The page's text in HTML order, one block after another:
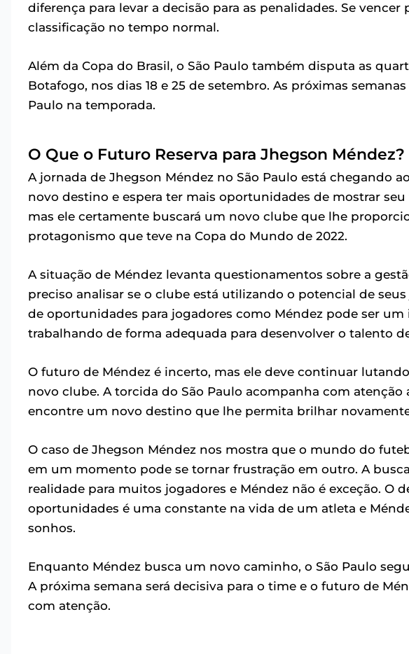
diferença para levar a decisão para as penalidades. Se
classificação no tempo normal.
Além da Copa do Brasil, o São Paulo também disputa as
Botafogo, nos dias 18 e 25 de setembro. As próximas
Paulo na temporada.
O Que o Futuro Reserva para Jhegson Méndez?
A jornada de Jhegson Méndez no São Paulo está chegando
novo destino e espera ter mais oportunidades de mostrar
mas ele certamente buscará um novo clube que lhe
protagonismo que teve na Copa do Mundo de 2022.
A situação de Méndez levanta questionamentos sobre a
preciso analisar se o clube está utilizando o potencial de
de oportunidades para jogadores como Méndez pode ser
trabalhando de forma adequada para desenvolver o talento
O futuro de Méndez é incerto, mas ele deve continuar
novo clube. A torcida do São Paulo acompanha com atenção
encontre um novo destino que lhe permita brilhar
O caso de Jhegson Méndez nos mostra que o mundo do
em um momento pode se tornar frustração em outro. A
realidade para muitos jogadores e Méndez não é exceção. O
oportunidades é uma constante na vida de um atleta e
sonhos.
Enquanto Méndez busca um novo caminho, o São Paulo
A próxima semana será decisiva para o time e o futuro de
com atenção.